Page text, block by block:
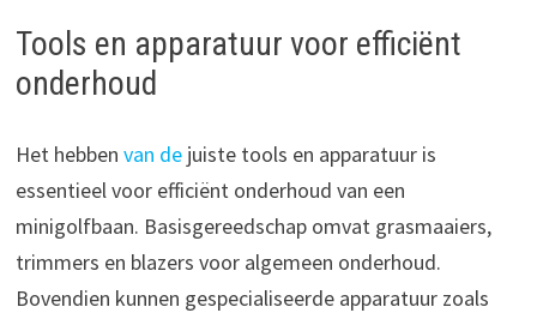
Tools en apparatuur voor efficiënt
onderhoud
Het hebben van dejuiste tools en apparatuur is
essentieel voor efficiënt onderhoud van een
minigolfbaan. Basisgereedschap omvat grasmaaiers,
trimmers en blazers voor algemeen onderhoud.
Bovendien kunnen gespecialiseerde apparatuur zoals